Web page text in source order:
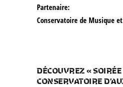
Partenaire:
Conservatoire de Musique
DÉCOUVREZ «
CONSERVATOIRE